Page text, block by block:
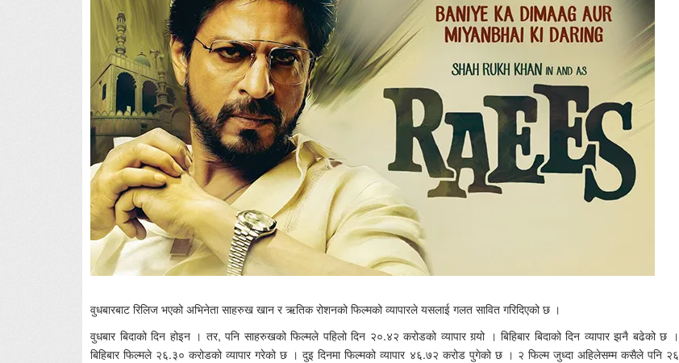
वुधबारबाट रिलिज भएको अभिनेता साहरुख खान र ऋतिक रोशनको फिल्मको व्यापारले यसलाई गलत सावित गरिदिएको छ ।
वुधबार बिदाको दिन होइन । तर, पनि साहरुखको फिल्मले पहिलो दिन २०.४२ करोडको व्यापार गर्‍यो । बिहिबार बिदाको दिन व्यापार झनै बढेको छ ।
बिहिबार फिल्मले २६.३० करोडको व्यापार गरेको छ । दुइ दिनमा फिल्मको व्यापार ४६.७२ करोड पुगेको छ । २ फिल्म जुध्दा अहिलेसम्म कसैले पनि २६